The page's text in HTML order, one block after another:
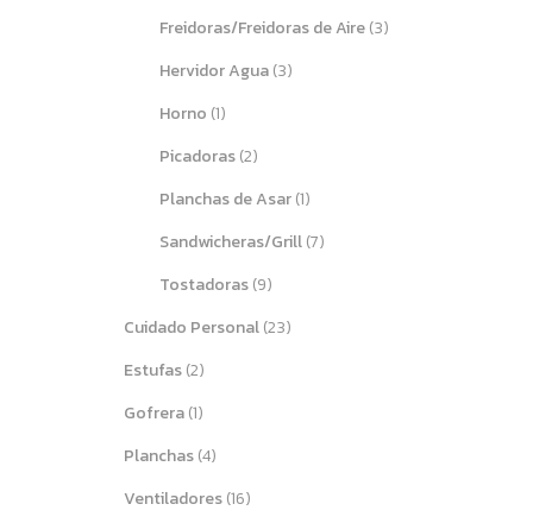
Freidoras/Freidoras de Aire(3)
Hervidor Agua(3)
Horno (1)
Picadoras(2)
Planchas de Asar(1)
Sandwicheras/Grill(7)
Tostadoras(9)
Cuidado Personal(23)
Estufas(2)
Gofrera(1)
Planchas(4)
Ventiladores(16)